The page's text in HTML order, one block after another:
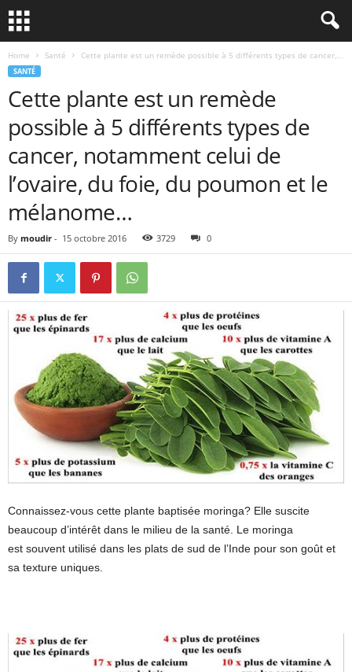
Home Santé Cette plante est un remède possible à 5 différents types de cancer,...
SANTÉ
Cette plante est un remède
possible à 5 différents types de
cancer, notamment celui de
l’ovaire, du foie, du poumon et le
mélanome…
By moudir - 15 octobre 2016 3729 0
Connaissez-vous cette plante baptisée moringa? Elle suscite
beaucoup d’intérêt dans le milieu de la santé. Le moringa
est souvent utilisé dans les plats de sud de l’Inde pour son goût et
sa texture uniques.